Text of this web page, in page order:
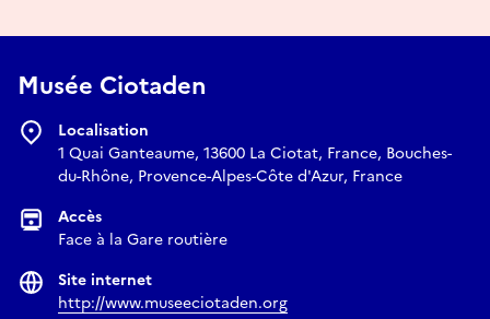
Musée Ciotaden
Localisation
1 Quai Ganteaume, 13600 La Ciotat, France, Bouches-
du-Rhône, Provence-Alpes-Côte d'Azur, France
Accès
Face à la Gare routière
Site internet
http://www.museeciotaden.org